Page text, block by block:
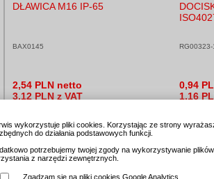
wykorzystuje pliki cookies. Korzystając ze strony
do działania podstawowych funkcji.
potrzebujemy twojej zgody na wykorzystywanie
z narzędzi zewnętrznych.
Zgadzam się na pliki cookies Google Analytics
DŁAWICA M16 IP-65
BAX0145
2,54 PLN netto
3,12 PLN z VAT
RG00323-
0,94
1,16